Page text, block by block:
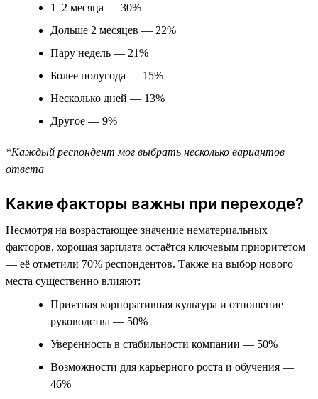
1–2 месяца — 30%
Дольше 2 месяцев — 22%
Пару недель — 21%
Более полугода — 15%
Несколько дней — 13%
Другое — 9%
*Каждый респондент мог выбрать несколько вариантов
ответа
Какие факторы важны при переходе?
Несмотря на возрастающее значение нематериальных
факторов, хорошая зарплата остаётся ключевым приоритетом
— её отметили 70% респондентов. Также на выбор нового
места существенно влияют:
Приятная корпоративная культура и отношение
руководства — 50%
Уверенность в стабильности компании — 50%
Возможности для карьерного роста и обучения —
46%